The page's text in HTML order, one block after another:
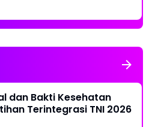
dan Bakti Kesehatan
Terintegrasi TNI 2026